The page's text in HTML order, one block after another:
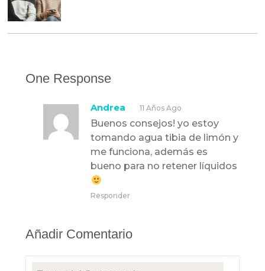
One Response
Andrea 11 Años Ago
Buenos consejos! yo estoy
tomando agua tibia de limón y
me funciona, además es
bueno para no retener líquidos
Responder
Añadir Comentario